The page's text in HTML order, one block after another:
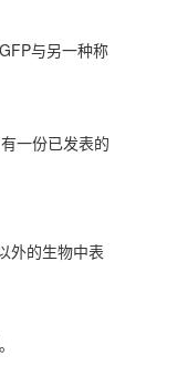
与另一种称
一份已发表的
外的生物中表